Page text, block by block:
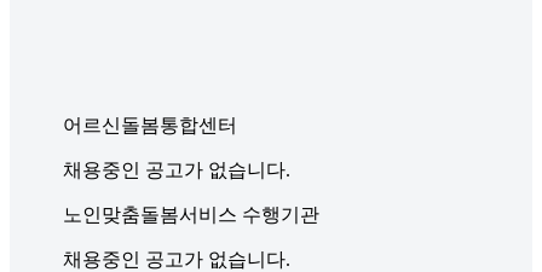
어르신돌봄통합센터
채용중인 공고가 없습니다.
노인맞춤돌봄서비스 수행기관
채용중인 공고가 없습니다.